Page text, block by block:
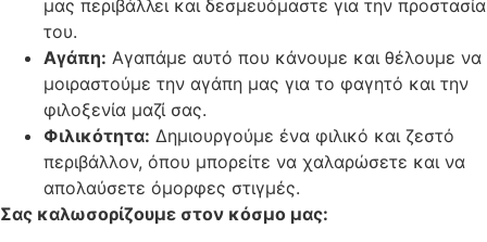
μας περιβάλλει και δεσμευόμαστε για την προστασία
του.
Αγάπη: Αγαπάμε αυτό που κάνουμε και θέλουμε να
μοιραστούμε την αγάπη μας για το φαγητό και την
φιλοξενία μαζί σας.
Φιλικότητα: Δημιουργούμε ένα φιλικό και ζεστό
περιβάλλον, όπου μπορείτε να χαλαρώσετε και να
απολαύσετε όμορφες στιγμές.
Σας καλωσορίζουμε στον κόσμο μας: